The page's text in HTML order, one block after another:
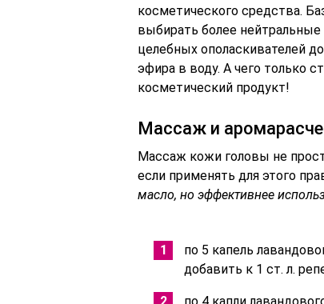
косметического средства.
выбирать более
целебных ополаскивателей
эфира в воду. А чего только
косметический продукт!
Массаж и
Массаж кожи головы не
если применять для этого
масло, но эффективнее
по 5 капель
добавить к 1 ст. л.